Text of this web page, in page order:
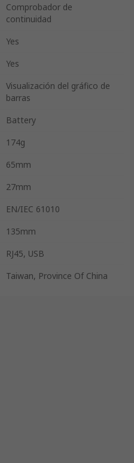
Comprobador de
continuidad
Yes
Yes
Visualización del gráfico de
barras
Battery
174g
65mm
27mm
EN/IEC 61010
135mm
RJ45, USB
Taiwan, Province Of China